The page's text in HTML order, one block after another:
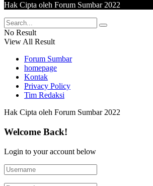
Hak Cipta oleh Forum Sumbar 2022
No Result
View All Result
Forum Sumbar
homepage
Kontak
Privacy Policy
Tim Redaksi
Hak Cipta oleh Forum Sumbar 2022
Welcome Back!
Login to your account below